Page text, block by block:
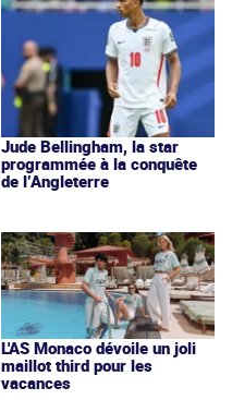
Jude Bellingham, la star
programmée à la conquête
de l’Angleterre
L'AS Monaco dévoile un joli
maillot third pour les
vacances